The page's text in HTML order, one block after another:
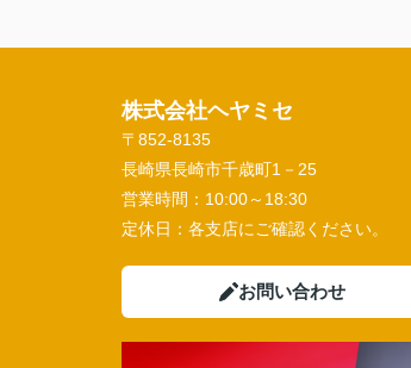
株式会社ヘヤミセ
〒852-8135
長崎県長崎市千歳町1－25
営業時間： 10:00～18:30
定休日： 各支店にご確認ください。
お問い合わせ